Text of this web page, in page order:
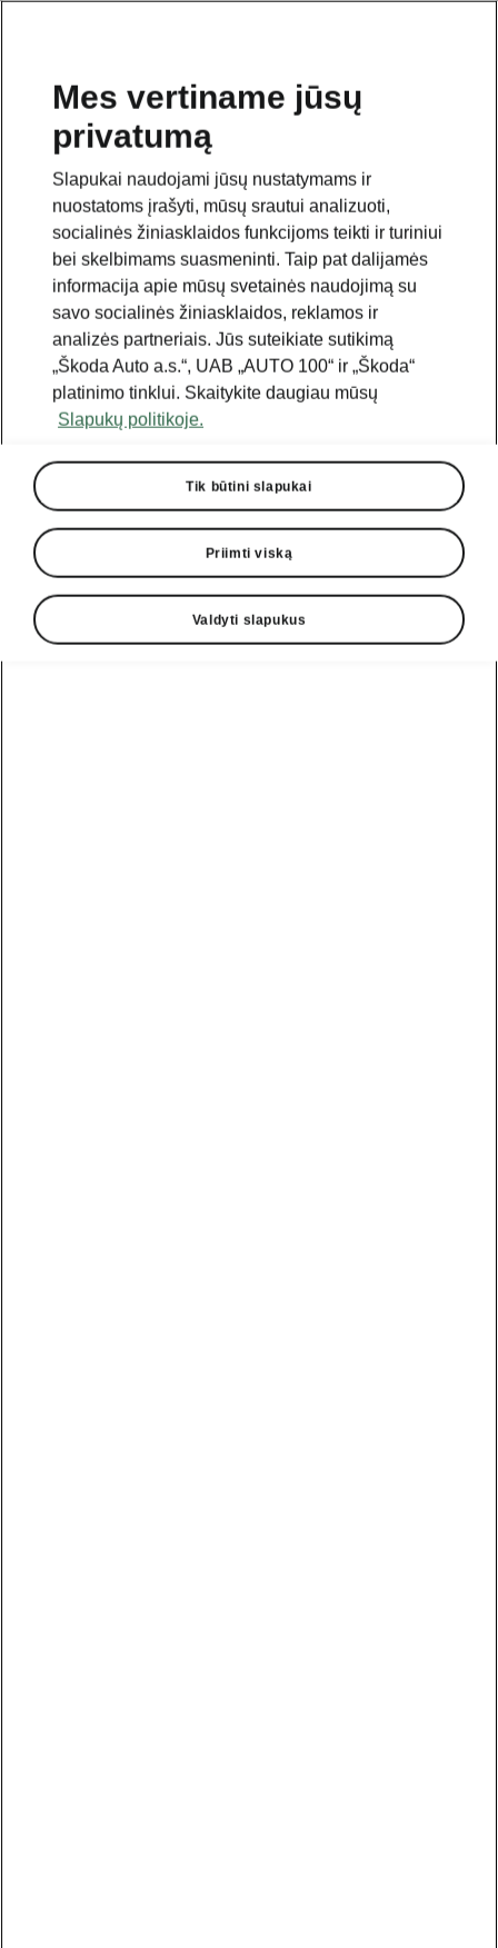
Mes vertiname jūsų
privatumą
Slapukai naudojami jūsų nustatymams ir
nuostatoms įrašyti, mūsų srautui analizuoti,
socialinės žiniasklaidos funkcijoms teikti ir turiniui
bei skelbimams suasmeninti. Taip pat dalijamės
informacija apie mūsų svetainės naudojimą su
savo socialinės žiniasklaidos, reklamos ir
analizės partneriais. Jūs suteikiate sutikimą
„Škoda Auto a.s.“, UAB „AUTO 100“ ir „Škoda“
platinimo tinklui. Skaitykite daugiau mūsų
Slapukų politikoje.
Tik būtini slapukai
Priimti viską
Valdyti slapukus